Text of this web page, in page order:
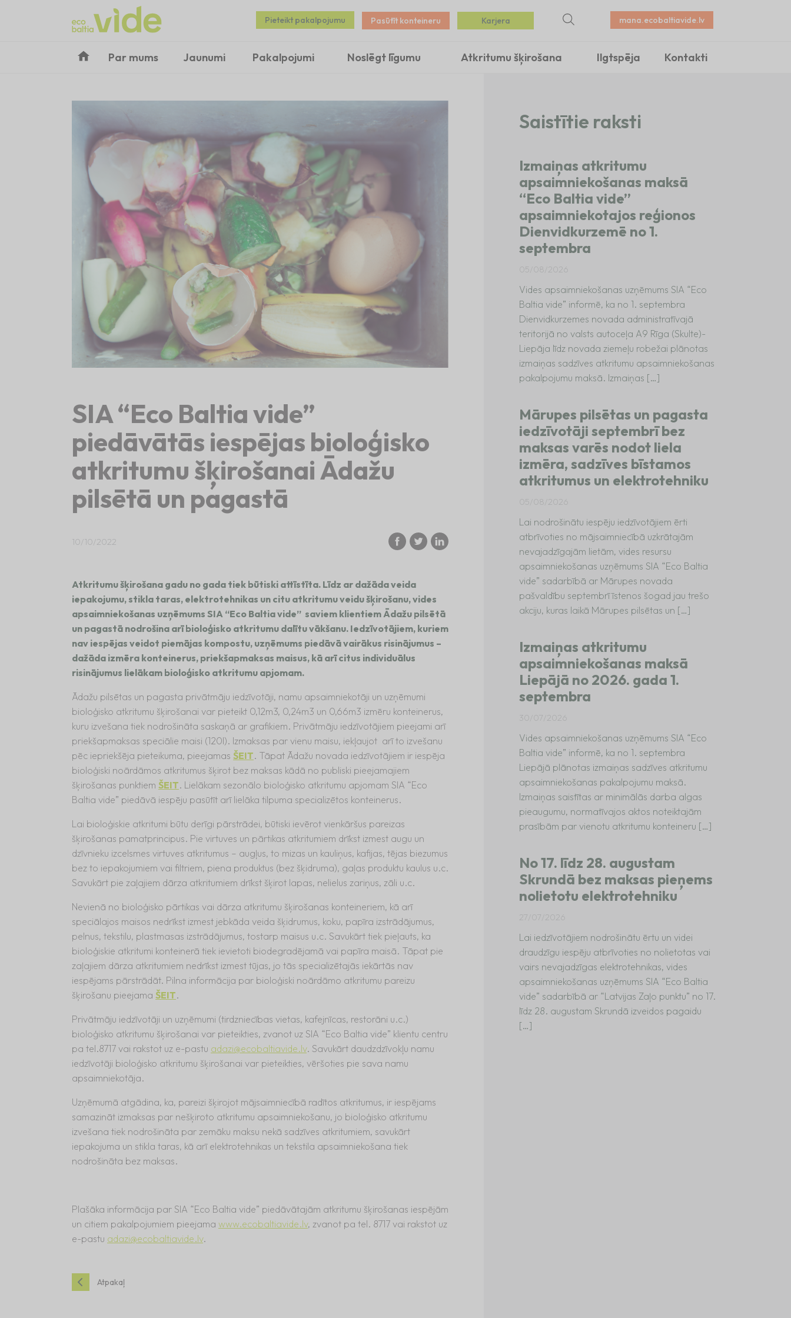
Pieteikt pakalpojumu Pasūtīt konteineru Karjera mana.ecobaltiavide.lv
Par mums Jaunumi Pakalpojumi Noslēgt līgumu Atkritumu šķirošana Ilgtspēja Kontakti
SIA “Eco Baltia vide”
piedāvātās iespējas bioloģisko
atkritumu šķirošanai Ādažu
pilsētā un pagastā
10/10/2022
Atkritumu šķirošana gadu no gada tiek būtiski attīstīta. Līdz ar dažāda veida
iepakojumu, stikla taras, elektrotehnikas un citu atkritumu veidu šķirošanu, vides
apsaimniekošanas uzņēmums SIA “Eco Baltia vide” saviem klientiem Ādažu pilsētā
un pagastā nodrošina arī bioloģisko atkritumu dalītu vākšanu. Iedzīvotājiem, kuriem
nav iespējas veidot piemājas kompostu, uzņēmums piedāvā vairākus risinājumus –
dažāda izmēra konteinerus, priekšapmaksas maisus, kā arī citus individuālus
risinājumus lielākam bioloģisko atkritumu apjomam.
Ādažu pilsētas un pagasta privātmāju iedzīvotāji, namu apsaimniekotāji un uzņēmumi
bioloģisko atkritumu šķirošanai var pieteikt 0,12m3, 0,24m3 un 0,66m3 izmēru konteinerus,
kuru izvešana tiek nodrošināta saskaņā ar grafikiem. Privātmāju iedzīvotājiem pieejami arī
priekšapmaksas speciālie maisi (120l). Izmaksas par vienu maisu, iekļaujot arī to izvešanu
pēc iepriekšēja pieteikuma, pieejamas ŠEIT. Tāpat Ādažu novada iedzīvotājiem ir iespēja
bioloģiski noārdāmos atkritumus šķirot bez maksas kādā no publiski pieejamajiem
šķirošanas punktiem ŠEIT. Lielākam sezonālo bioloģisko atkritumu apjomam SIA “Eco
Baltia vide” piedāvā iespēju pasūtīt arī lielāka tilpuma specializētos konteinerus.
Lai bioloģiskie atkritumi būtu derīgi pārstrādei, būtiski ievērot vienkāršus pareizas
šķirošanas pamatprincipus. Pie virtuves un pārtikas atkritumiem drīkst izmest augu un
dzīvnieku izcelsmes virtuves atkritumus – augļus, to mizas un kauliņus, kafijas, tējas biezumus
bez to iepakojumiem vai filtriem, piena produktus (bez šķidruma), gaļas produktu kaulus u.c.
Savukārt pie zaļajiem dārza atkritumiem drīkst šķirot lapas, nelielus zariņus, zāli u.c.
Nevienā no bioloģisko pārtikas vai dārza atkritumu šķirošanas konteineriem, kā arī
speciālajos maisos nedrīkst izmest jebkāda veida šķidrumus, koku, papīra izstrādājumus,
pelnus, tekstilu, plastmasas izstrādājumus, tostarp maisus u.c. Savukārt tiek pieļauts, ka
bioloģiskie atkritumi konteinerā tiek ievietoti biodegradējamā vai papīra maisā. Tāpat pie
zaļajiem dārza atkritumiem nedrīkst izmest tūjas, jo tās specializētajās iekārtās nav
iespējams pārstrādāt. Pilna informācija par bioloģiski noārdāmo atkritumu pareizu
šķirošanu pieejama ŠEIT.
Privātmāju iedzīvotāji un uzņēmumi (tirdzniecības vietas, kafejnīcas, restorāni u.c.)
bioloģisko atkritumu šķirošanai var pieteikties, zvanot uz SIA “Eco Baltia vide” klientu centru
pa tel.8717 vai rakstot uz e-pastu adazi@ecobaltiavide.lv. Savukārt daudzdzīvokļu namu
iedzīvotāji bioloģisko atkritumu šķirošanai var pieteikties, vēršoties pie sava namu
apsaimniekotāja.
Uzņēmumā atgādina, ka, pareizi šķirojot mājsaimniecībā radītos atkritumus, ir iespējams
samazināt izmaksas par nešķiroto atkritumu apsaimniekošanu, jo bioloģisko atkritumu
izvešana tiek nodrošināta par zemāku maksu nekā sadzīves atkritumiem, savukārt
iepakojuma un stikla taras, kā arī elektrotehnikas un tekstila apsaimniekošana tiek
nodrošināta bez maksas.
Plašāka informācija par SIA “Eco Baltia vide” piedāvātajām atkritumu šķirošanas iespējām
un citiem pakalpojumiem pieejama www.ecobaltiavide.lv, zvanot pa tel. 8717 vai rakstot uz
e-pastu adazi@ecobaltiavide.lv.
Atpakaļ
Saistītie raksti
Izmaiņas atkritumu
apsaimniekošanas maksā
“Eco Baltia vide”
apsaimniekotajos reģionos
Dienvidkurzemē no 1.
septembra
05/08/2026
Vides apsaimniekošanas uzņēmums SIA “Eco
Baltia vide” informē, ka no 1. septembra
Dienvidkurzemes novada administratīvajā
teritorijā no valsts autoceļa A9 Rīga (Skulte)-
Liepāja līdz novada ziemeļu robežai plānotas
izmaiņas sadzīves atkritumu apsaimniekošanas
pakalpojumu maksā. Izmaiņas […]
Mārupes pilsētas un pagasta
iedzīvotāji septembrī bez
maksas varēs nodot liela
izmēra, sadzīves bīstamos
atkritumus un elektrotehniku
05/08/2026
Lai nodrošinātu iespēju iedzīvotājiem ērti
atbrīvoties no mājsaimniecībā uzkrātajām
nevajadzīgajām lietām, vides resursu
apsaimniekošanas uzņēmums SIA “Eco Baltia
vide” sadarbībā ar Mārupes novada
pašvaldību septembrī īstenos šogad jau trešo
akciju, kuras laikā Mārupes pilsētas un […]
Izmaiņas atkritumu
apsaimniekošanas maksā
Liepājā no 2026. gada 1.
septembra
30/07/2026
Vides apsaimniekošanas uzņēmums SIA “Eco
Baltia vide” informē, ka no 1. septembra
Liepājā plānotas izmaiņas sadzīves atkritumu
apsaimniekošanas pakalpojumu maksā.
Izmaiņas saistītas ar minimālās darba algas
pieaugumu, normatīvajos aktos noteiktajām
prasībām par vienotu atkritumu konteineru […]
No 17. līdz 28. augustam
Skrundā bez maksas pieņems
nolietotu elektrotehniku
27/07/2026
Lai iedzīvotājiem nodrošinātu ērtu un videi
draudzīgu iespēju atbrīvoties no nolietotas vai
vairs nevajadzīgas elektrotehnikas, vides
apsaimniekošanas uzņēmums SIA “Eco Baltia
vide” sadarbībā ar “Latvijas Zaļo punktu” no 17.
līdz 28. augustam Skrundā izveidos pagaidu
[…]